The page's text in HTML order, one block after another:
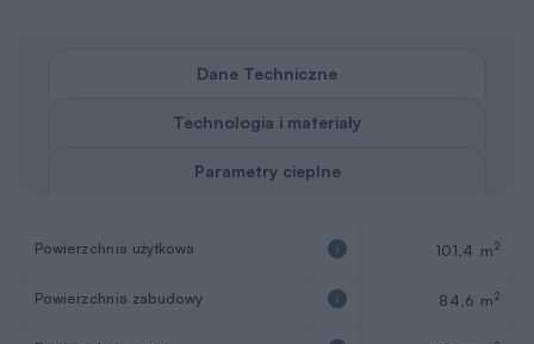
Dane Techniczne
Technologia i materiały
Parametry cieplne
Powierzchnia użytkowa 101,4 m2
Powierzchnia zabudowy 84,6 m2